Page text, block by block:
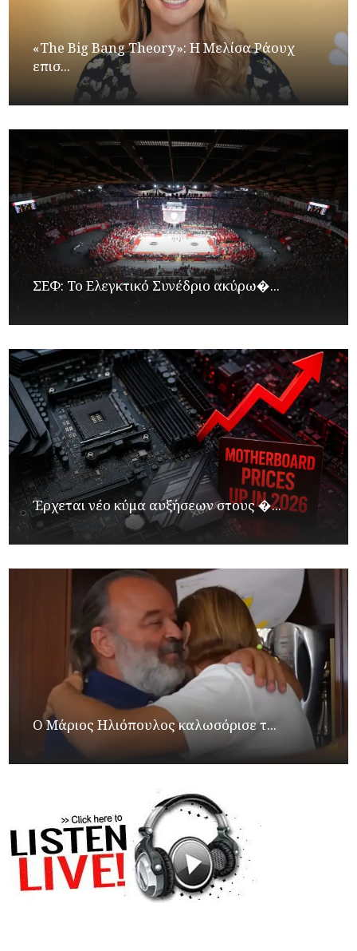
«The Big Bang Theory»: Η Μελίσα Ράουχ
επισ...
ΣΕΦ: Το Ελεγκτικό Συνέδριο ακύρω�...
Έρχεται νέο κύμα αυξήσεων στους �...
Ο Μάριος Ηλιόπουλος καλωσόρισε τ...